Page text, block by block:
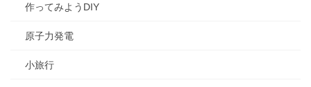
作ってみようDIY
原子力発電
小旅行